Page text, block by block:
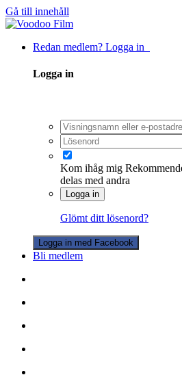
Gå till innehåll
Redan medlem? Logga in
Logga in
Kom ihåg mig
delas med andra
Logga in
Glömt ditt lösenord?
Logga in med Facebook
Bli medlem